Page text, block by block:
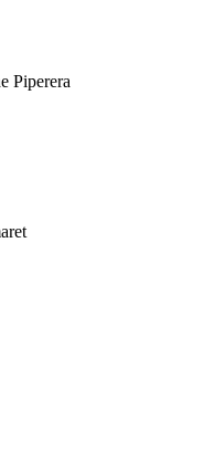
Piperera